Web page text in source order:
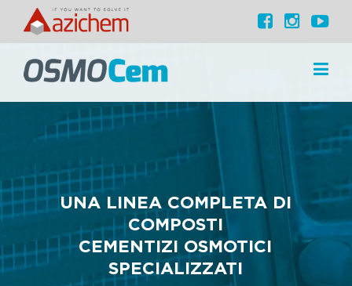
UNA LINEA COMPLETA DI
COMPOSTI
CEMENTIZI OSMOTICI
SPECIALIZZATI